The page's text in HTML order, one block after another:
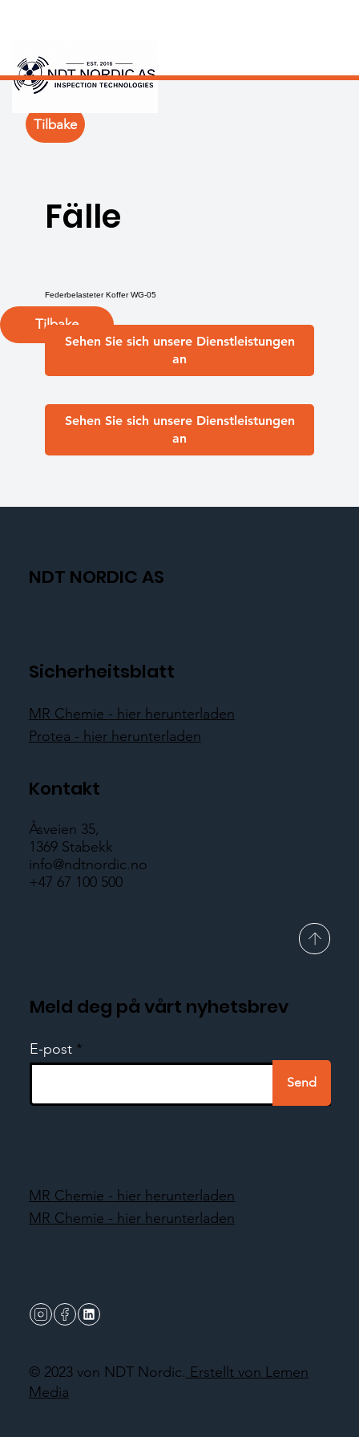
Tilbake
Fälle
Federbelasteter Koffer WG-05
Sehen Sie sich unsere Dienstleistungen
an
Sehen Sie sich unsere Dienstleistungen
an
Tilbake
NDT NORDIC AS
Sicherheitsblatt
MR Chemie - hier herunterladen
Protea - hier herunterladen
Kontakt
Åsveien 35,
1369 Stabekk
info@ndtnordic.no
+47 67 100 500
Meld deg på vårt nyhetsbrev
E-post
Send
© 2023 von NDT Nordic. Erstellt von Lemen
Media
MR Chemie - hier herunterladen
MR Chemie - hier herunterladen